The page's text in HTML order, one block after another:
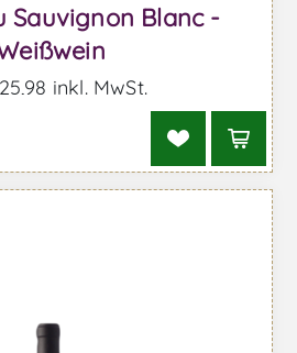
Sauvignon Blanc -
inkl. MwSt.